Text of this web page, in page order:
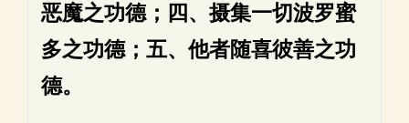
恶魔之功德；四、摄集一切波罗蜜
多之功德；五、他者随喜彼善之功
德。